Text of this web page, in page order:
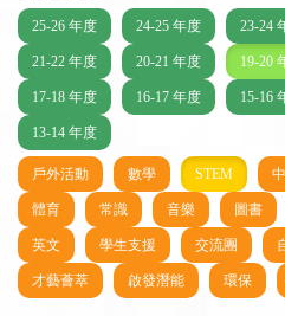
25-26 年度 24-25 年度 23-24
21-22 年度 20-21 年度 19-20
17-18 年度 16-17 年度 15-16
13-14 年度
戶外活動 數學 STEM
體育 常識 音樂 圖書
英文 學生支援 交流團
才藝薈萃 啟發潛能 環保